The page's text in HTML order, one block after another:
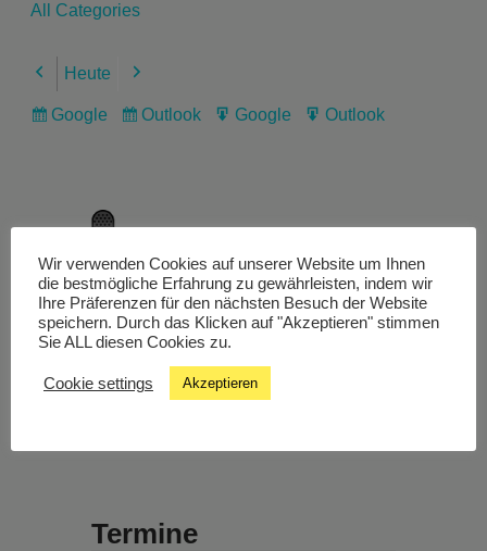
All Categories
Previous
Heute Next
Subscribe
Google
Subscribe
Outlook
Export
Google
Export
Outlook
Livestream
Studiochat
Termine
Wir verwenden Cookies auf unserer Website um Ihnen
die bestmögliche Erfahrung zu gewährleisten, indem wir
Ihre Präferenzen für den nächsten Besuch der Website
speichern. Durch das Klicken auf "Akzeptieren" stimmen
Sie ALL diesen Cookies zu.
Cookie settings Akzeptieren